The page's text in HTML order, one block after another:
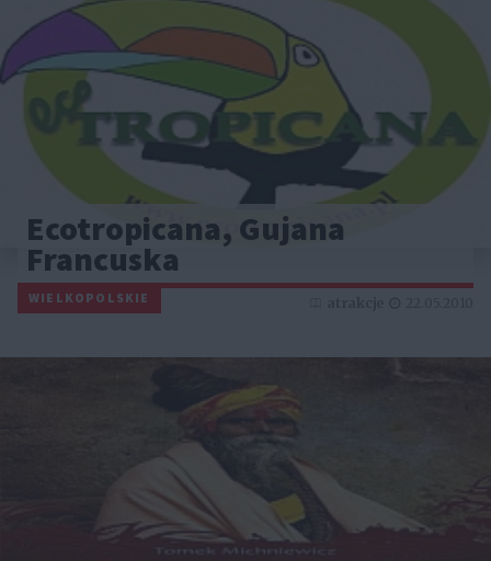
Ecotropicana, Gujana
Francuska
WIELKOPOLSKIE